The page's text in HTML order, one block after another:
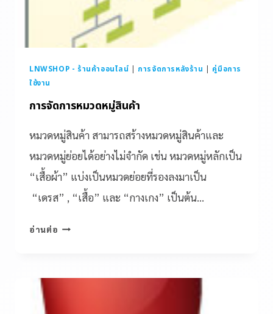
LNWSHOP - ร้านค้าออนไลน์ | การจัดการหลังร้าน | คู่มือการ
ใช้งาน
การจัดการหมวดหมู่สินค้า
หมวดหมู่สินค้า สามารถสร้างหมวดหมู่สินค้าและ
หมวดหมู่ย่อยได้อย่างไม่จำกัด เช่น หมวดหมู่หลักเป็น
“เสื้อผ้า” แบ่งเป็นหมวดย่อยที่รองลงมาเป็น
“เดรส” , “เสื้อ” และ “กางเกง” เป็นต้น…
อ่านต่อ